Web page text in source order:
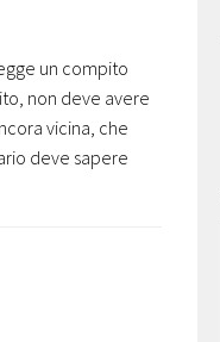
un compito
non deve avere
vicina, che
deve sapere